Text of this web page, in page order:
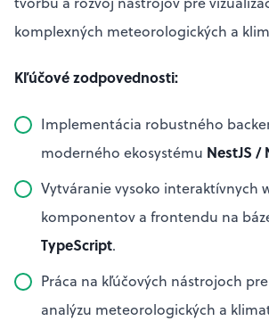
komplexných meteorologických a
Kľúčové zodpovednosti:
Implementácia robustného
moderného ekosystému NestJS /
Vytváranie vysoko interaktívnych
komponentov a frontendu na
TypeScript.
Práca na kľúčových nástrojoch
analýzu meteorologických a